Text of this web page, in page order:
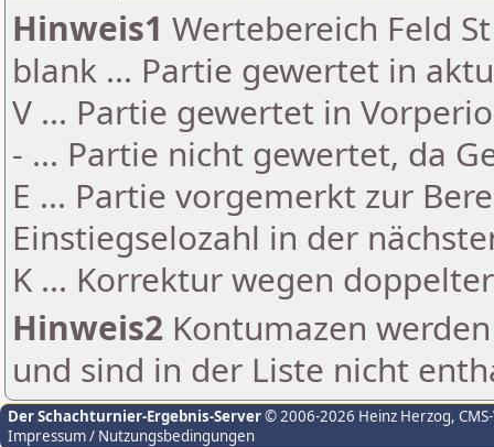
Hinweis1 Wertebereich Feld
blank ... Partie gewertet in
V ... Partie gewertet in
- ... Partie nicht gewertet, da
E ... Partie vorgemerkt zur
Einstiegselozahl in der
K ... Korrektur wegen
Hinweis2 Kontumazen
und sind in der Liste nicht
Der Schachturnier-Ergebnis-Server© 2006-2026 Heinz Herzog,
Impressum / Nutzungsbedingungen